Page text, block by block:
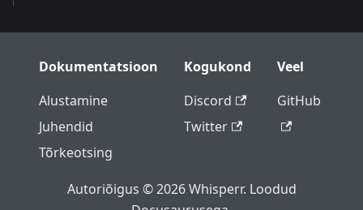
Dokumentatsioon
Alustamine
Juhendid
Tõrkeotsing
Kogukond
Discord
Twitter
Veel
GitHub
Autoriõigus © 2026 Whisperr. Loodud